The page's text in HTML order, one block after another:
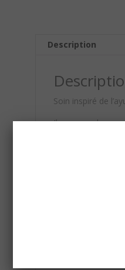
Description
Soin inspiré de
Il comprend: